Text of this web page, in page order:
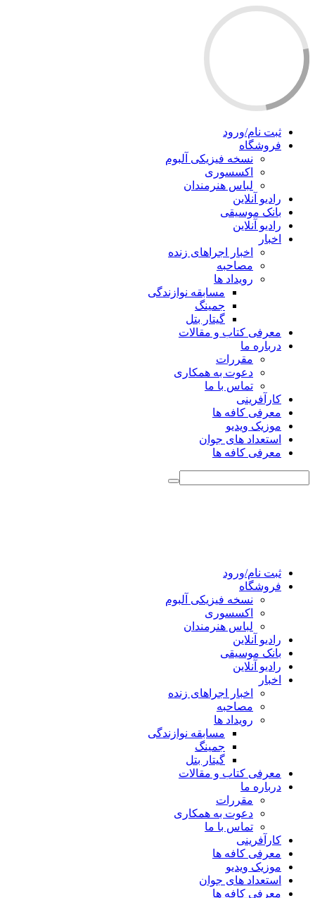
ثبت نام/ورود
فروشگاه
نسخه فیزیکی آلبوم
اکسسوری
لباس هنرمندان
رادیو آنلاین
بانک موسیقی
رادیو آنلاین
اخبار
اخبار اجراهای زنده
مصاحبه
رویداد ها
مسابقه نوازندگی
جمینگ
گیتار بتل
معرفی کتاب و مقالات
درباره ما
مقررات
دعوت به همکاری
تماس با ما
کارآفرینی
معرفی کافه ها
موزیک ویدیو
استعداد های جوان
معرفی کافه ها
ثبت نام/ورود
فروشگاه
نسخه فیزیکی آلبوم
اکسسوری
لباس هنرمندان
رادیو آنلاین
بانک موسیقی
رادیو آنلاین
اخبار
اخبار اجراهای زنده
مصاحبه
رویداد ها
مسابقه نوازندگی
جمینگ
گیتار بتل
معرفی کتاب و مقالات
درباره ما
مقررات
دعوت به همکاری
تماس با ما
کارآفرینی
معرفی کافه ها
موزیک ویدیو
استعداد های جوان
معرفی کافه ها